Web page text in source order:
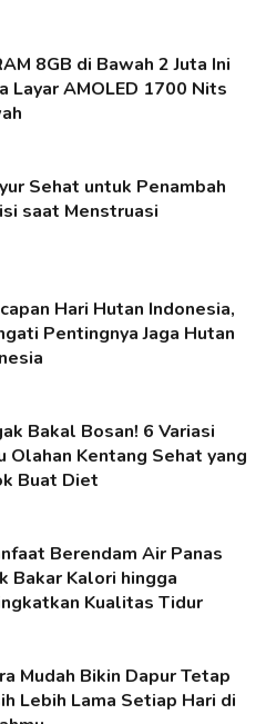
8GB di Bawah 2 Juta Ini
Layar AMOLED 1700 Nits
Sehat untuk Penambah
saat Menstruasi
Hari Hutan Indonesia,
Pentingnya Jaga Hutan
Bakal Bosan! 6 Variasi
Olahan Kentang Sehat yang
Buat Diet
Berendam Air Panas
Bakar Kalori hingga
Kualitas Tidur
Mudah Bikin Dapur Tetap
Lebih Lama Setiap Hari di